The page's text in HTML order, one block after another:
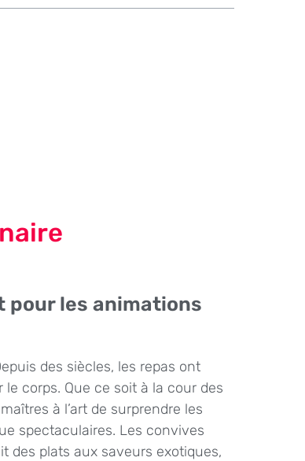
pour les animations
des siècles, les repas ont
corps. Que ce soit à la cour des
à l’art de surprendre les
spectaculaires. Les convives
des plats aux saveurs exotiques,